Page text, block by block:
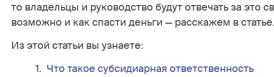
то владельцы и руководство будут отвечать за это
возможно и как спасти деньги — расскажем в статье.
Из этой статьи вы узнаете:
Что такое субсидиарная ответственность